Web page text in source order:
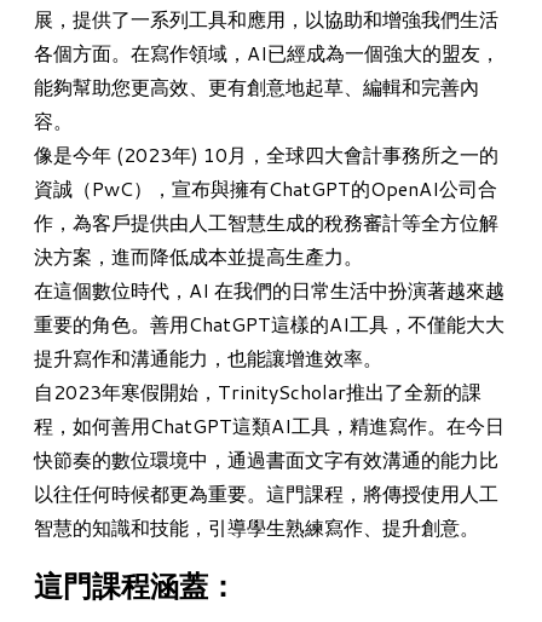
展，提供了一系列工具和應用，以協助和增強我們生活
各個方面。在寫作領域，AI已經成為一個強大的盟友，
能夠幫助您更高效、更有創意地起草、編輯和完善內
容。
像是今年 (2023年) 10月，全球四大會計事務所之一的
資誠（PwC），宣布與擁有ChatGPT的OpenAI公司合
作，為客戶提供由人工智慧生成的稅務審計等全方位解
決方案 ，進而降低成本並提高生產力。
在這個數位時代，AI 在我們的日常生活中扮演著越來越
重要的角色。善用ChatGPT這樣的AI工具，不僅能大大
提升寫作和溝通能力，也能讓增進效率。
自2023年寒假開始，TrinityScholar推出了全新的課
程，如何善用ChatGPT這類AI工具，精進寫作。在今日
快節奏的數位環境中，通過書面文字有效溝通的能力比
以往任何時候都更為重要。這門課程，將傳授使用人工
智慧的知識和技能，引導學生熟練寫作、提升創意。
這門課程涵蓋：